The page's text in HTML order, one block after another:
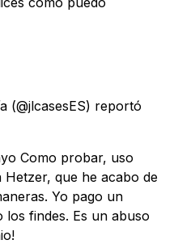
(@jlcasesES) reportó
Como probar, uso
que he acabo de
Yo pago un
findes. Es un abuso